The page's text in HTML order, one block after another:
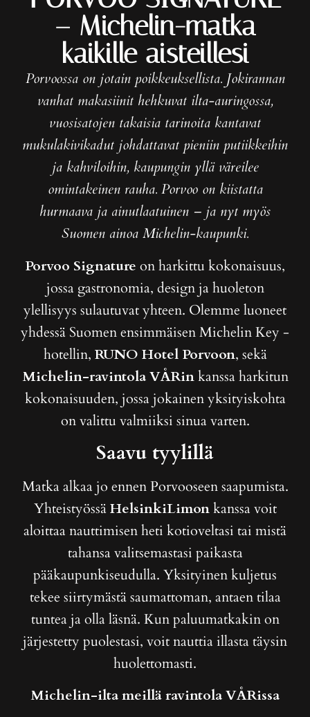
– Michelin-matka
kaikille aisteillesi
Porvoossa on jotain poikkeuksellista. Jokirannan
vanhat makasiinit hehkuvat ilta-auringossa,
vuosisatojen takaisia tarinoita kantavat
mukulakivikadut johdattavat pieniin putiikkeihin
ja kahviloihin, kaupungin yllä väreilee
omintakeinen rauha. Porvoo on kiistatta
hurmaava ja ainutlaatuinen – ja nyt myös
Suomen ainoa Michelin-kaupunki.
Porvoo Signature on harkittu kokonaisuus,
jossa gastronomia, design ja huoleton
ylellisyys sulautuvat yhteen. Olemme luoneet
yhdessä Suomen ensimmäisen Michelin Key -
hotellin, RUNO Hotel Porvoon, sekä
Michelin-ravintola VÅRinkanssa harkitun
kokonaisuuden, jossa jokainen yksityiskohta
on valittu valmiiksi sinua varten.
Saavu tyylillä
Matka alkaa jo ennen Porvooseen saapumista.
YhteistyössäHelsinkiLimonkanssa voit
aloittaa nauttimisen heti kotioveltasi tai mistä
tahansa valitsemastasi paikasta
pääkaupunkiseudulla. Yksityinen kuljetus
tekee siirtymästä saumattoman, antaen tilaa
tuntea ja olla läsnä. Kun paluumatkakin on
järjestetty puolestasi, voit nauttia illasta täysin
huolettomasti.
Michelin-ilta meillä ravintola VÅRissa